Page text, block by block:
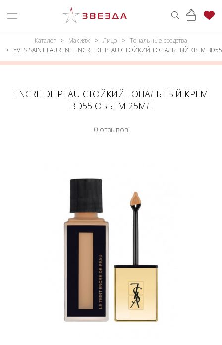
ВОЙТИ
Каталог
МАКИЯЖ
Каталог Макияж Лицо
Тональные средства
YVES SAINT LAURENT ENCRE DE PEAU СТОЙКИЙ ТОНАЛЬНЫЙ КРЕМ BD55
ENCRE DE PEAU СТОЙКИЙ ТОНАЛЬНЫЙ КРЕМ
BD55 ОБЪЕМ 25МЛ
0 отзывов